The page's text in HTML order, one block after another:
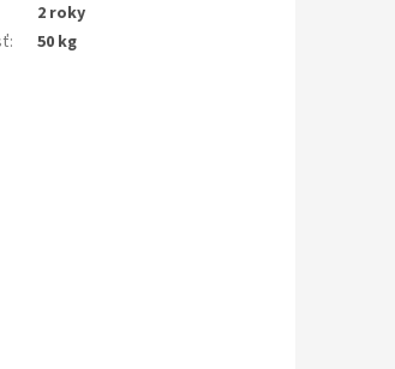
2 roky
: 50 kg